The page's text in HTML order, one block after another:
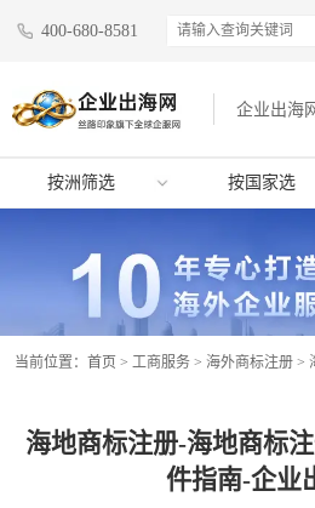
400-680-8581
企业出海
按洲筛选 按国家选
当前位置： 首页 > 工商服务 > 海外商标注册 >
海地商标注册-海地商标
件指南-企业